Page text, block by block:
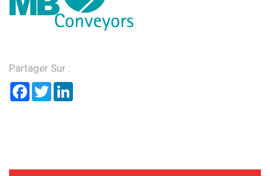
Partager Sur :
Facebook
Twitter